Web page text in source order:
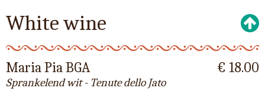
White wine
Maria Pia BGA
Sprankelend wit - Tenute dello Jato
€ 18.00